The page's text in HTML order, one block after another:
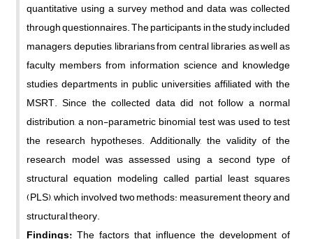
quantitative using a survey method and data was collected
through questionnaires. The participants in the study included
managers, deputies, librarians from central libraries, as well as
faculty members from information science and knowledge
studies departments in public universities affiliated with the
MSRT. Since the collected data did not follow a normal
distribution, a non-parametric binomial test was used to test
the research hypotheses. Additionally, the validity of the
research model was assessed using a second type of
structural equation modeling called partial least squares
(PLS), which involved two methods: measurement theory and
structural theory.